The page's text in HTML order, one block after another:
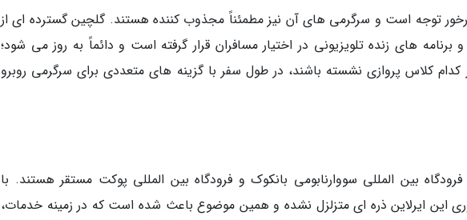
درخور توجه است و سرگرمی های آن نیز مطمئناً مجذوب کننده هستند. گلچین گسترده ای از
های زنده تلویزیونی در اختیار مسافران قرار گرفته است و دائماً به روز می شود؛
در کدام کلاس پروازی نشسته باشند، در طول سفر با گزینه های متعددی برای سرگرمی روبرو
فرودگاه بین المللی سووارنابومی بانکوک و فرودگاه بین المللی پوکت مستقر هستند. با
این ایرلاین ذره ای متزلزل نشده و همین موضوع باعث شده است که در زمینه خدمات،